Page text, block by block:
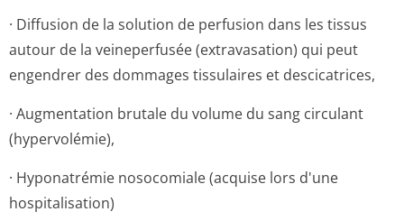
· Diffusion de la solution de perfusion dans les tissus
autour de la veineperfusée (extravasation) qui peut
engendrer des dommages tissulaires et descicatrices,
· Augmentation brutale du volume du sang circulant
(hypervolémie),
· Hyponatrémie nosocomiale (acquise lors d'une
hospitalisation)